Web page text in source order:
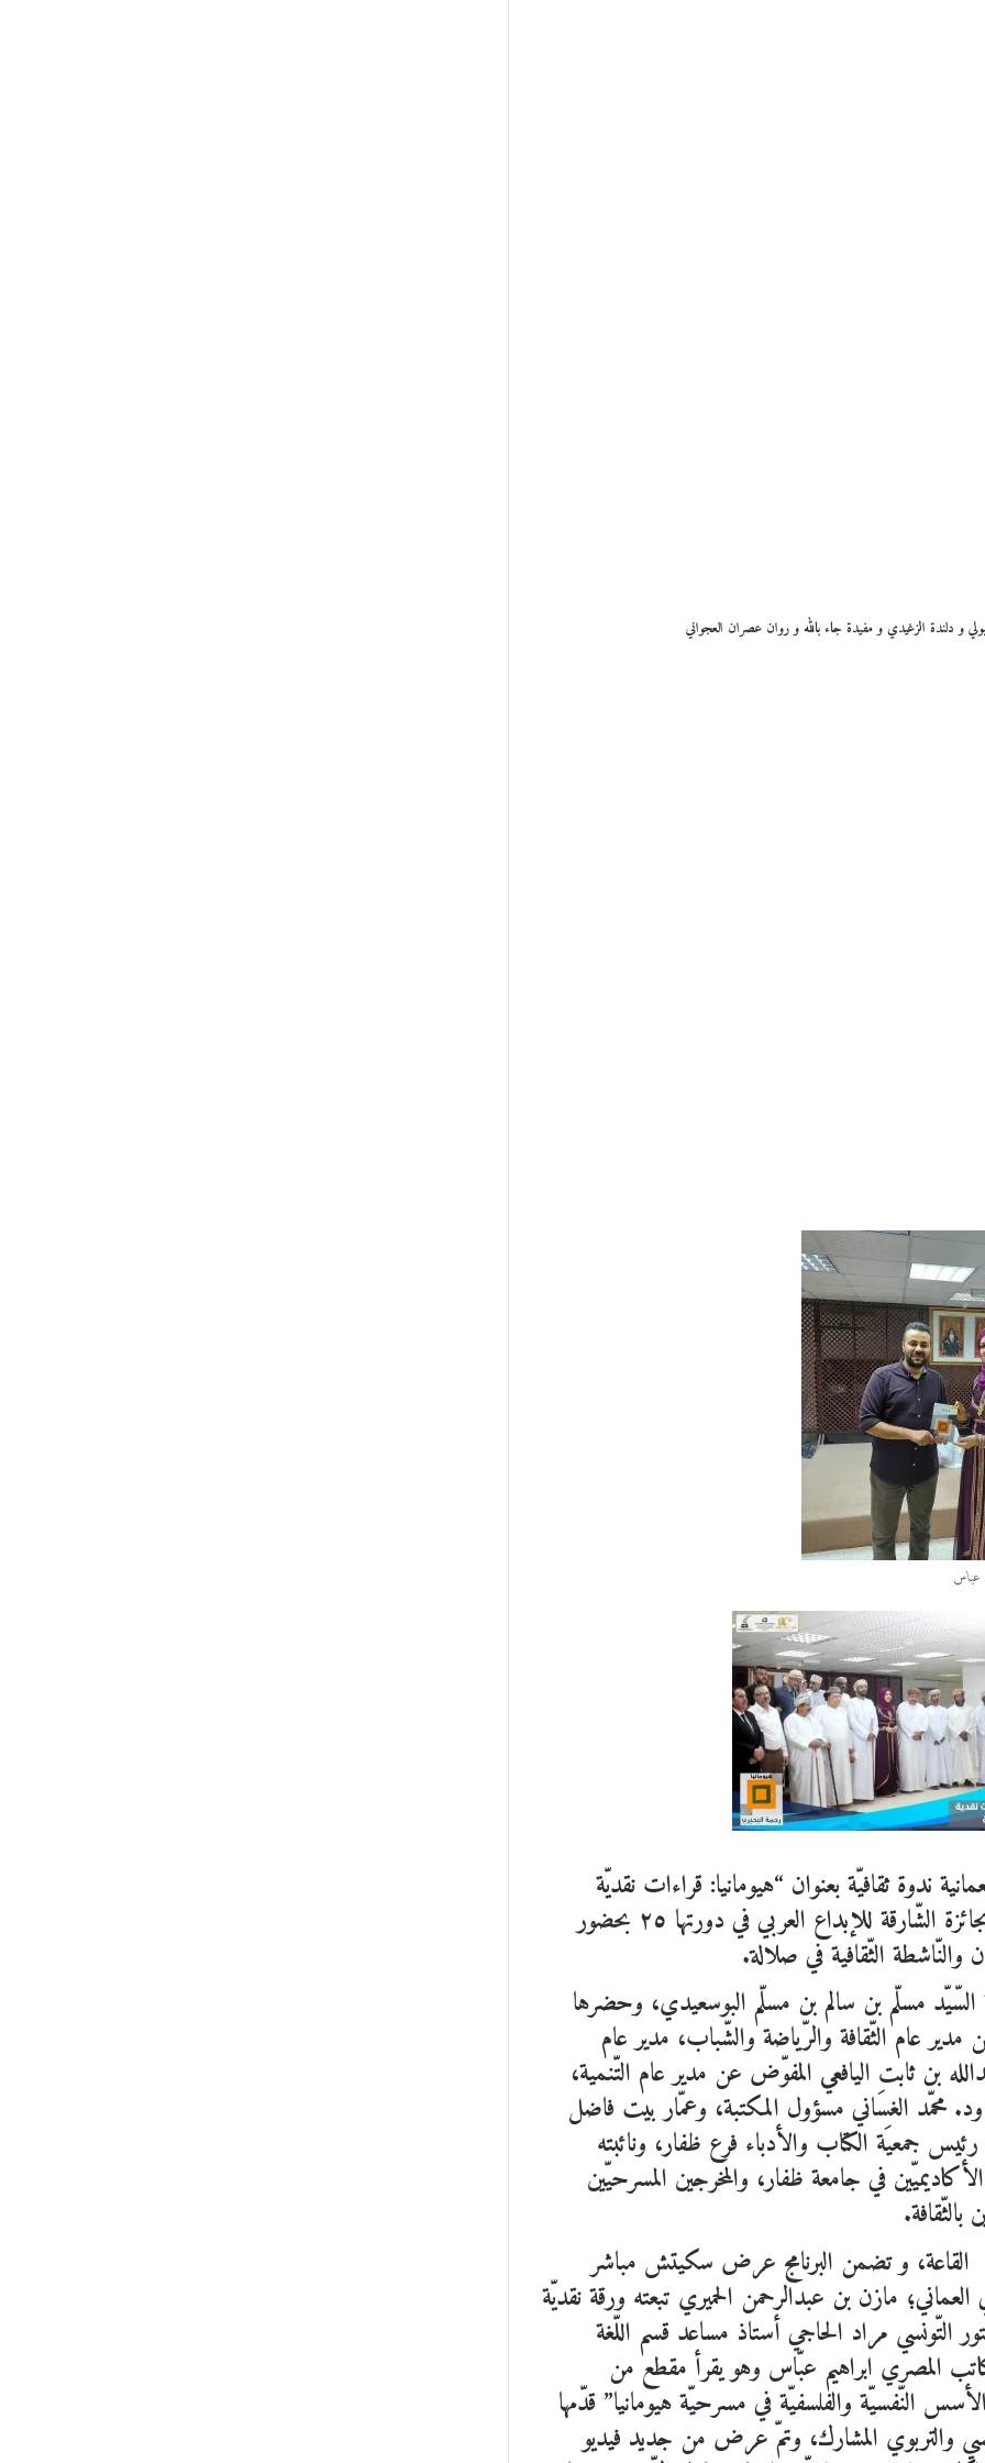
و دلندة الزغيدي و مفيدة جاء بالله و روان عصران العجواني
عباس
ندوة ثقافيّة بعنوان “هيومانيا: قراءات نقديّة
ومشاهد تمثيليّة” للكتاب المسرحي “هيومانيا” الفائز بجائزة الشّارقة للإبداع العربي في دورتها ٢٥ بحضور
والنّاشطة الثّقافية في صلالة.
22 يونيو 2022 تحت رعاية السّيّد مسلّم بن سالم بن مسلّم البوسعيدي، وحضرها
عام الثّقافة والرّياضة والشّباب، مدير عام
بن ثابت اليافعي المفوّض عن مدير عام التّنمية،
محمّد الغسَاني مسؤول المكتبة، وعمّار بيت فاضل
جمعيَة الكتاب والأدباء فرع ظفار، ونائبته
في جامعة ظفار، والمخرجين المسرحيّين
بالثّقافة.
و تضمن البرنامج عرض سكيتش مباشر
مازن بن عبدالرحمن الحميري تبعته ورقة نقديّة
التّونسي مراد الحاجي أستاذ مساعد قسم اللّغة
المصري ابراهيم عبّاس وهو يقرأ مقطع من
النّفسيّة والفلسفيّة في مسرحيّة هيومانيا” قدّمها
والتربوي المشارك، وتمّ عرض من جديد فيديو